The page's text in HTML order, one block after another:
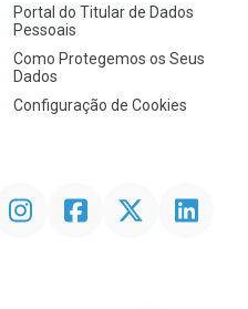
Portal do Titular de Dados
Pessoais
Como Protegemos os Seus
Dados
Configuração de Cookies
InstagramFacebookTwitter Linkedin